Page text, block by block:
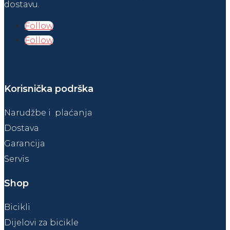
dostavu.
Follow
Follow
Korisnička podrška
Narudžbe i plaćanja
Dostava
Garancija
Servis
Shop
Bicikli
Dijelovi za bicikle